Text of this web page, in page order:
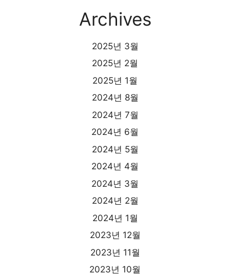
Archives
2025년 3월
2025년 2월
2025년 1월
2024년 8월
2024년 7월
2024년 6월
2024년 5월
2024년 4월
2024년 3월
2024년 2월
2024년 1월
2023년 12월
2023년 11월
2023년 10월